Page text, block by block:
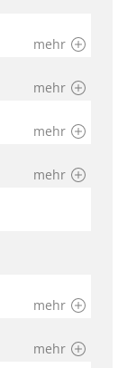
mehr
mehr
mehr
mehr
mehr
mehr